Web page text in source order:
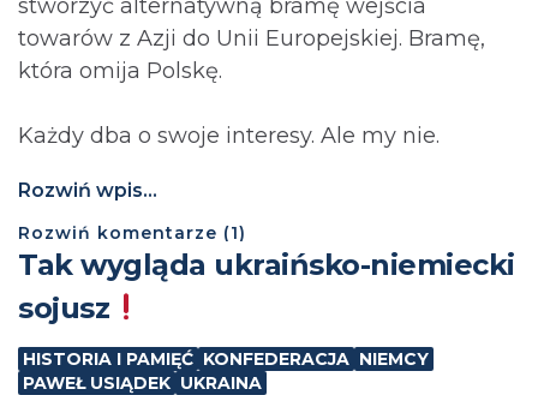
stworzyć alternatywną bramę wejścia
towarów z Azji do Unii Europejskiej. Bramę,
która omija Polskę.
Każdy dba o swoje interesy. Ale my nie.
Rozwiń wpis...
Rozwiń komentarze (1)
Tak wygląda ukraińsko-niemiecki
sojusz
HISTORIA I PAMIĘĆ KONFEDERACJA NIEMCY
PAWEŁ USIĄDEK UKRAINA